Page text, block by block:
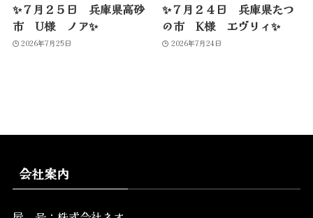
✨７月２５日 兵庫県高砂
市 U様 ノア✨
2026年7月25日
✨７月２４日 兵庫県たつ
の市 K様 エヴリィ✨
2026年7月24日
会社案内